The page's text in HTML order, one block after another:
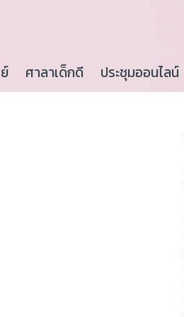
ศาลาเด็กดี ประชุมออนไลน์